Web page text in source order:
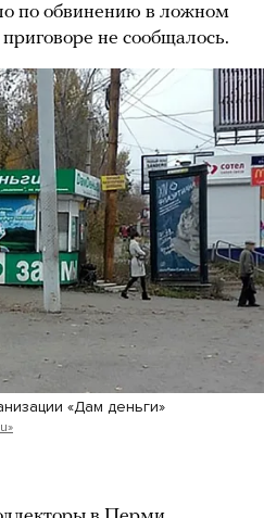
по обвинению в ложном
не сообщалось.
«Дам деньги»